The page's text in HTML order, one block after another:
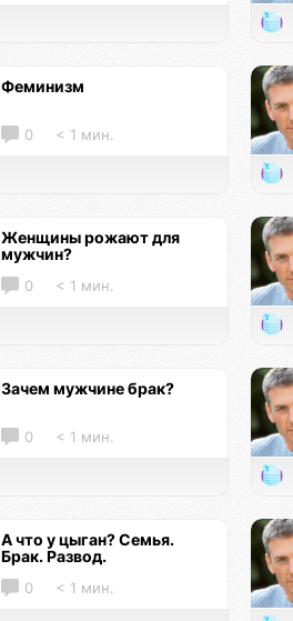
Феминизм
0 < 1 мин.
Женщины рожают для
мужчин?
0 < 1 мин.
Зачем мужчине брак?
0 < 1 мин.
А что у цыган? Семья.
Брак. Развод.
0 < 1 мин.